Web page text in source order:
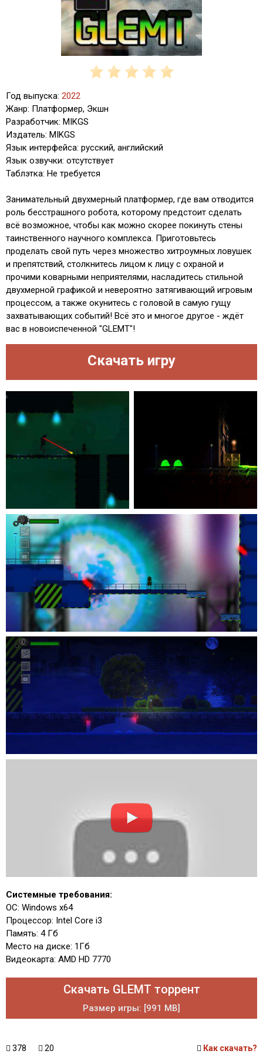
Год выпуска: 2022
Жанр: Платформер, Экшн
Разработчик: MIKGS
Издатель: MIKGS
Язык интерфейса: русский, английский
Язык озвучки: отсутствует
Таблэтка: Не требуется
Занимательный двухмерный платформер, где вам отводится
роль бесстрашного робота, которому предстоит сделать
всё возможное, чтобы как можно скорее покинуть стены
таинственного научного комплекса. Приготовьтесь
проделать свой путь через множество хитроумных ловушек
и препятствий, столкнитесь лицом к лицу с охраной и
прочими коварными неприятелями, насладитесь стильной
двухмерной графикой и невероятно затягивающий игровым
процессом, а также окунитесь с головой в самую гущу
захватывающих событий! Всё это и многое другое - ждёт
вас в новоиспеченной "GLEMT"!
Скачать игру
Системные требования:
ОС: Windows x64
Процессор: Intel Core i3
Память: 4 Гб
Место на диске: 1Гб
Видеокарта: AMD HD 7770
Скачать GLEMT торрент
Размер игры: [991 MB]
378 20 Как скачать?